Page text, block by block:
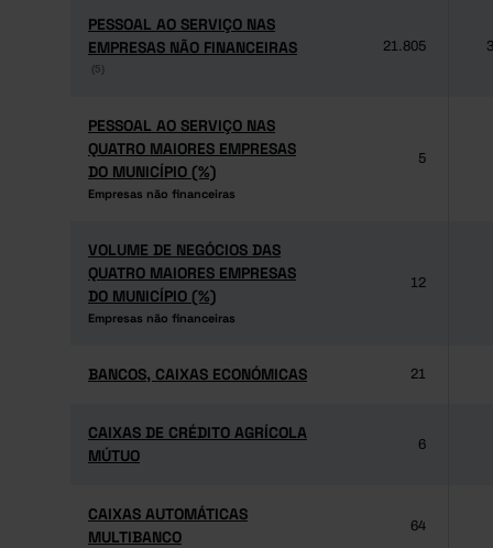
PESSOAL AO SERVIÇO NAS
EMPRESAS NÃO FINANCEIRAS
(5)
PESSOAL AO SERVIÇO NAS
EMPRESAS NÃO FINANCEIRAS
(5)
21.805
PESSOAL AO SERVIÇO NAS
QUATRO MAIORES EMPRESAS
DO MUNICÍPIO (%)
Empresas não financeiras
PESSOAL AO SERVIÇO NAS
QUATRO MAIORES EMPRESAS
DO MUNICÍPIO (%)
Empresas não financeiras
5
VOLUME DE NEGÓCIOS DAS
QUATRO MAIORES EMPRESAS
DO MUNICÍPIO (%)
Empresas não financeiras
VOLUME DE NEGÓCIOS DAS
QUATRO MAIORES EMPRESAS
DO MUNICÍPIO (%)
Empresas não financeiras
12
BANCOS, CAIXAS ECONÓMICAS
BANCOS, CAIXAS ECONÓMICAS 21
CAIXAS DE CRÉDITO AGRÍCOLA
MÚTUO
CAIXAS DE CRÉDITO AGRÍCOLA
MÚTUO
6
CAIXAS AUTOMÁTICAS
MULTIBANCO
CAIXAS AUTOMÁTICAS
MULTIBANCO
64